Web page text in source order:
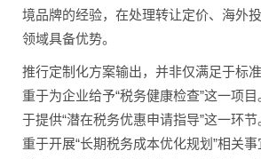
境品牌的经验，在处理转让定价、海外
领域具备优势。
推行定制化方案输出，并非仅满足于标
重于为企业给予“税务健康检查”这一项
于提供“潜在税务优惠申请指导”这一环
重于开展“长期税务成本优化规划”相关